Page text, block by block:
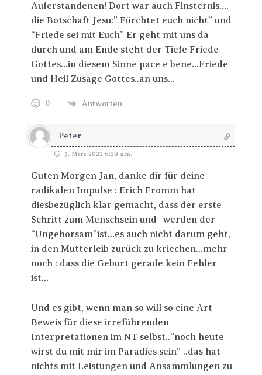
Auferstandenen! Dort war auch Finsternis….
die Botschaft Jesu:” Fürchtet euch nicht” und
“Friede sei mit Euch” Er geht mit uns da
durch und am Ende steht der Tiefe Friede
Gottes…in diesem Sinne pace e bene…Friede
und Heil Zusage Gottes..an uns…
0 Antworten
Peter
3. März 2022 6:28 a.m.
Guten Morgen Jan, danke dir für deine
radikalen Impulse : Erich Fromm hat
diesbezüglich klar gemacht, dass der erste
Schritt zum Menschsein und -werden der
“Ungehorsam”ist…es auch nicht darum geht,
in den Mutterleib zurück zu kriechen…mehr
noch : dass die Geburt gerade kein Fehler
ist…
Und es gibt, wenn man so will so eine Art
Beweis für diese irreführenden
Interpretationen im NT selbst..”noch heute
wirst du mit mir im Paradies sein” ..das hat
nichts mit Leistungen und Ansammlungen zu